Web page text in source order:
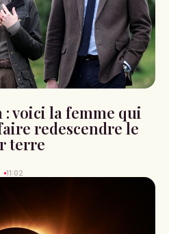
voici la femme qui
redescendre le
terre
11:02